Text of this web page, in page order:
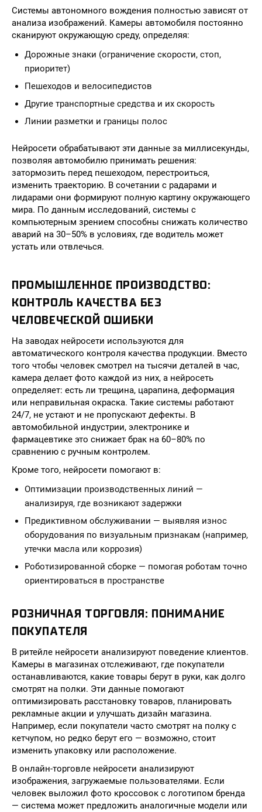
Системы автономного вождения полностью зависят от
анализа изображений. Камеры автомобиля постоянно
сканируют окружающую среду, определяя:
Дорожные знаки (ограничение скорости, стоп,
приоритет)
Пешеходов и велосипедистов
Другие транспортные средства и их скорость
Линии разметки и границы полос
Нейросети обрабатывают эти данные за миллисекунды,
позволяя автомобилю принимать решения:
затормозить перед пешеходом, перестроиться,
изменить траекторию. В сочетании с радарами и
лидарами они формируют полную картину окружающего
мира. По данным исследований, системы с
компьютерным зрением способны снижать количество
аварий на 30–50% в условиях, где водитель может
устать или отвлечься.
ПРОМЫШЛЕННОЕ ПРОИЗВОДСТВО:
КОНТРОЛЬ КАЧЕСТВА БЕЗ
ЧЕЛОВЕЧЕСКОЙ ОШИБКИ
На заводах нейросети используются для
автоматического контроля качества продукции. Вместо
того чтобы человек смотрел на тысячи деталей в час,
камера делает фото каждой из них, а нейросеть
определяет: есть ли трещина, царапина, деформация
или неправильная окраска. Такие системы работают
24/7, не устают и не пропускают дефекты. В
автомобильной индустрии, электронике и
фармацевтике это снижает брак на 60–80% по
сравнению с ручным контролем.
Кроме того, нейросети помогают в:
Оптимизации производственных линий —
анализируя, где возникают задержки
Предиктивном обслуживании — выявляя износ
оборудования по визуальным признакам (например,
утечки масла или коррозия)
Роботизированной сборке — помогая роботам точно
ориентироваться в пространстве
РОЗНИЧНАЯ ТОРГОВЛЯ: ПОНИМАНИЕ
ПОКУПАТЕЛЯ
В ритейле нейросети анализируют поведение клиентов.
Камеры в магазинах отслеживают, где покупатели
останавливаются, какие товары берут в руки, как долго
смотрят на полки. Эти данные помогают
оптимизировать расстановку товаров, планировать
рекламные акции и улучшать дизайн магазина.
Например, если покупатели часто смотрят на полку с
кетчупом, но редко берут его — возможно, стоит
изменить упаковку или расположение.
В онлайн-торговле нейросети анализируют
изображения, загружаемые пользователями. Если
человек выложил фото кроссовок с логотипом бренда
— система может предложить аналогичные модели или